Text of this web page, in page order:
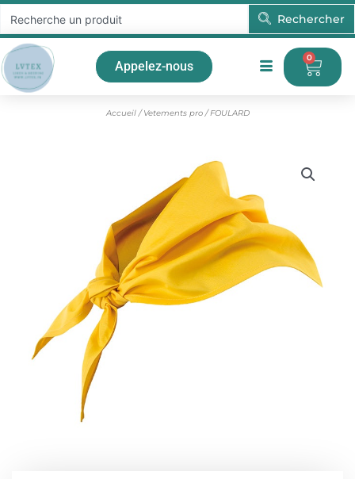
Aller
contenu
Rechercher Rechercher
Appelez-nous
0
Accueil/Vetements pro/ FOULARD